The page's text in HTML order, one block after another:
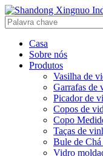
Casa
Sobre nós
Produtos
Vasilha de
Garrafas de
Picador de
Copos de
Copo
Taças de
Bule de
Vidro